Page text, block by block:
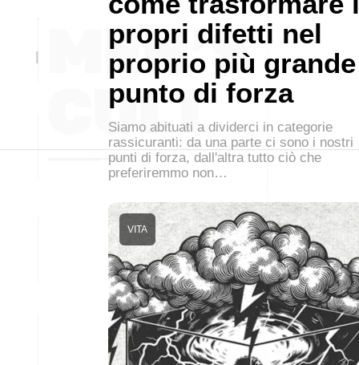
propri difetti nel
proprio più grande
punto di forza
Siamo abituati a dividerci in categorie
rassicuranti: da una parte ci sono i nostri
punti di forza, dall'altra tutto ciò che
preferiremmo non…
VITA